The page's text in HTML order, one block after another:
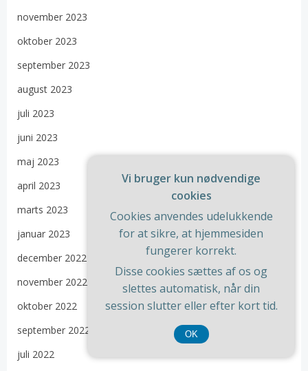
november 2023
oktober 2023
september 2023
august 2023
juli 2023
juni 2023
maj 2023
april 2023
marts 2023
januar 2023
december 2022
november 2022
oktober 2022
september 2022
juli 2022
Vi bruger kun nødvendige
cookies
Cookies anvendes udelukkende
for at sikre, at hjemmesiden
fungerer korrekt.
Disse cookies sættes af os og
slettes automatisk, når din
session slutter eller efter kort tid.
OK